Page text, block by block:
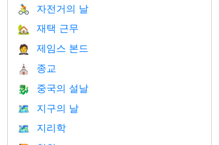
🚴 자전거의 날
🏡 재택 근무
🤵 제임스 본드
⛪️ 종교
🐉 중국의 설날
🗺️ 지구의 날
🗺 지리학